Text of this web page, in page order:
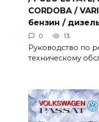
CORDOBA /
бензин /
0 13
Руководство по
техническому